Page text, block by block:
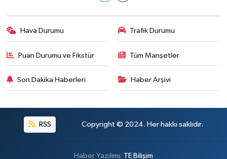
Hava Durumu Trafik Durumu
Puan Durumu ve Fikstür Tüm Manşetler
Son Dakika Haberleri Haber Arşivi
RSS Copyright © 2024. Her hakkı saklıdır.
Haber Yazılımı: TE Bilişim